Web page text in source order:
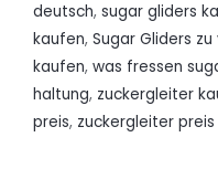
deutsch, sugar gliders
kaufen, Sugar Gliders
kaufen, was fressen
haltung, zuckergleiter
preis, zuckergleiter preis